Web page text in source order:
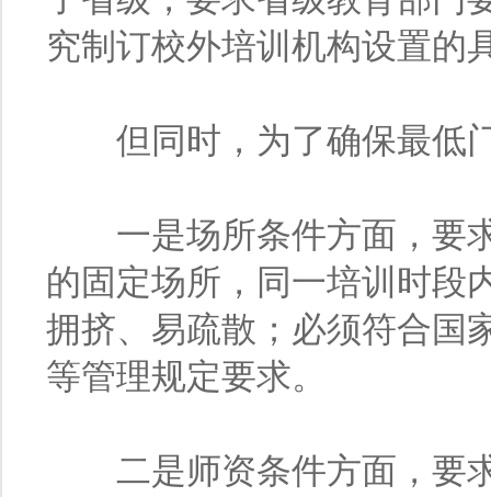
究制订校外培训机构设置的
但同时，为了确保最低门
一是场所条件方面，要求
的固定场所，同一培训时段
拥挤、易疏散；必须符合国
等管理规定要求。
二是师资条件方面，要求